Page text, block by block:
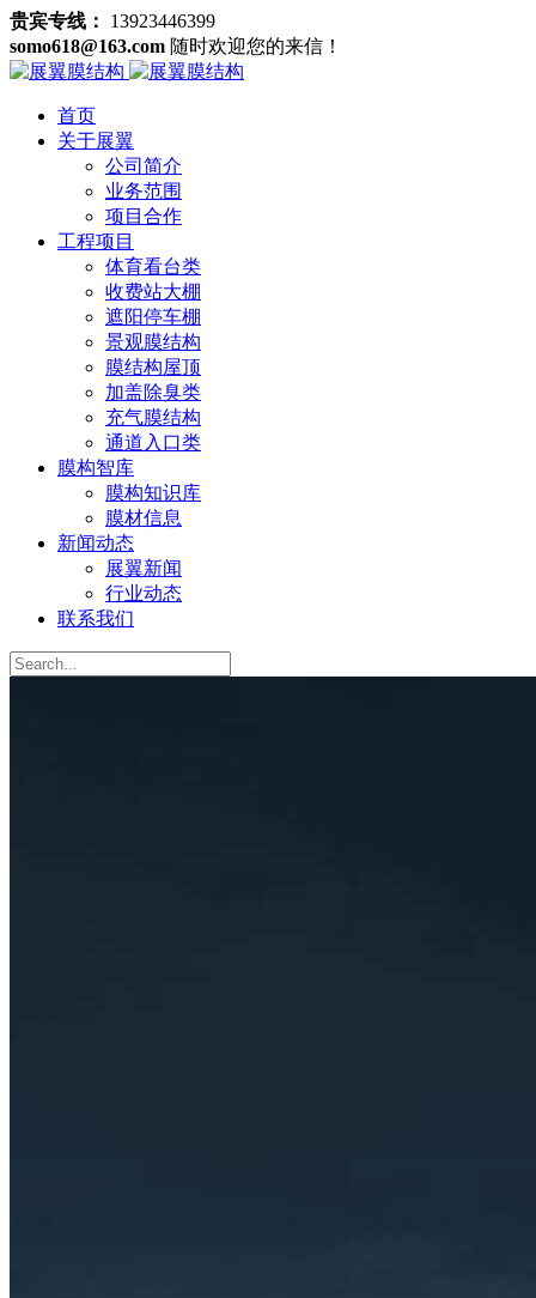
贵宾专线：
13923446399
somo618@163.com 随时欢迎您的来信！
首页
关于展翼
公司简介
业务范围
项目合作
工程项目
体育看台类
收费站大棚
遮阳停车棚
景观膜结构
膜结构屋顶
加盖除臭类
充气膜结构
通道入口类
膜构智库
膜构知识库
膜材信息
新闻动态
展翼新闻
行业动态
联系我们